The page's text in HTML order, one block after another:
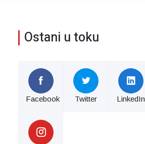
Ostani u toku
Facebook Twitter LinkedIn